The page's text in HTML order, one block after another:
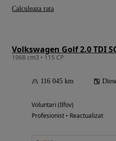
Volkswagen Golf 2.0 TDI
1968 cm3 • 115 CP
116 045 km
Voluntari (Ilfov)
Profesionist • Reactualizat
Calculeaza rata